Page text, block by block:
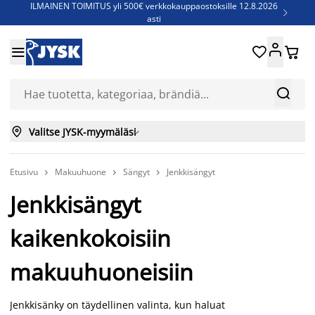
ILMAINEN TOIMITUS yli 500€ verkkokauppaostoksille 12.8.2026
asti

Jenkkisänkyjä - Säästä jopa 60%


 
 Valitse JYSK-myymäläsi
Etusivu  Makuuhuone  Sängyt  Jenkkisängyt
Jenkkisängyt
kaikenkokoisiin
makuuhuoneisiin
Jenkkisänky on täydellinen valinta, kun haluat